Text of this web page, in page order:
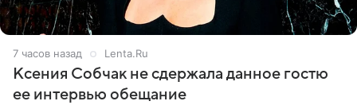
7 часов назад Lenta.Ru
Ксения Собчак не сдержала данное гостю
ее интервью обещание